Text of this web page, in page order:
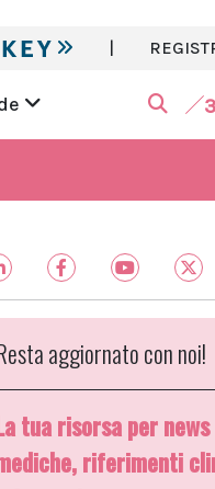
|
aggiornato con noi!
tua risorsa per news
riferimenti